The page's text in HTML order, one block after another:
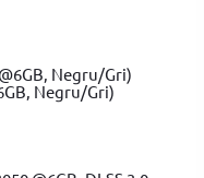
Negru/Gri)